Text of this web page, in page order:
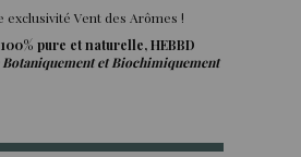
exclusivité Vent des Arômes !
pure et naturelle, HEBBD
et Biochimiquement